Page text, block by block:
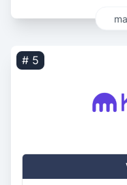
# 5